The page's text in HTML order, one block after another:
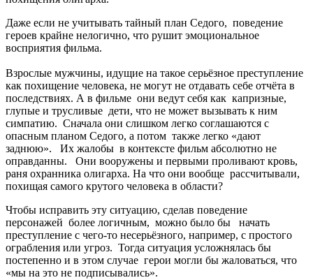
Даже если не учитывать тайный план Седого, поведение
героев крайне нелогично, что рушит эмоциональное
восприятия фильма.
Взрослые мужчины, идущие на такое серьёзное преступление
как похищение человека, не могут не отдавать себе отчёта в
последствиях. А в фильме они ведут себя как капризные,
глупые и трусливые дети, что не может вызывать к ним
симпатию. Сначала они слишком легко соглашаются с
опасным планом Седого, а потом также легко «дают
заднюю». Их жалобы в контексте фильм абсолютно не
оправданны. Они вооружены и первыми проливают кровь,
раня охранника олигарха. На что они вообще рассчитывали,
похищая самого крутого человека в области?
Чтобы исправить эту ситуацию, сделав поведение
персонажей более логичным, можно было бы начать
преступление с чего-то несерьёзного, например, с простого
ограбления или угроз. Тогда ситуация усложнялась бы
постепенно и в этом случае герои могли бы жаловаться, что
«мы на это не подписывались».